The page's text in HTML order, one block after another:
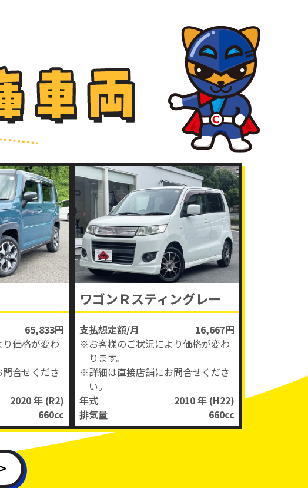
65,833円
価格が変わ
合せくださ
2020 年 (R2)
660cc
ワゴンＲスティングレー
支払想定額/月
16,667円
※お客様のご状況により価格が変わ
ります。
※詳細は直接店舗にお問合せくださ
い。
年式
2010 年 (H22)
排気量
660cc